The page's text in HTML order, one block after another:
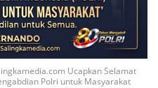
Ucapkan Selamat
Polri untuk Masyarakat